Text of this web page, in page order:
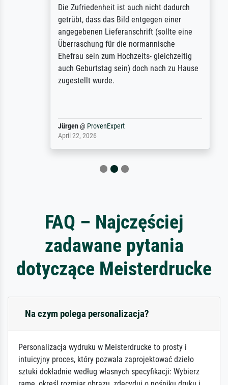
Die Zufriedenheit ist auch nicht dadurch
getrübt, dass das Bild entgegen einer
angegebenen Lieferanschrift (sollte eine
Überraschung für die normannische
Ehefrau sein zum Hochzeits- gleichzeitig
auch Geburtstag sein) doch nach zu Hause
zugestellt wurde.
Jürgen@ProvenExpert
April 22, 2026
FAQ – Najczęściej
zadawane pytania
dotyczące Meisterdrucke
Na czym polega personalizacja?
Personalizacja wydruku w Meisterdrucke to prosty i
intuicyjny proces, który pozwala zaprojektować dzieło
sztuki dokładnie według własnych specyfikacji: Wybierz